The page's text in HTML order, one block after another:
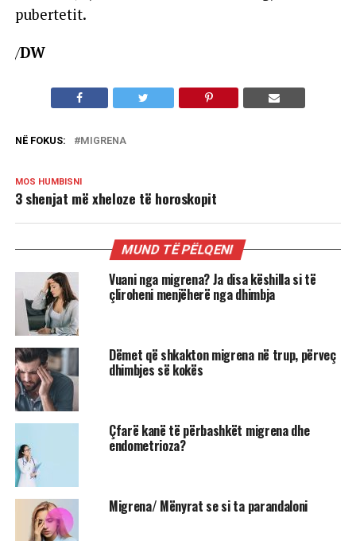
pubertetit.
/DW
NË FOKUS: MIGRENA
MOS HUMBISNI
3 shenjat më xheloze të horoskopit
MUND TË PËLQENI
Vuani nga migrena? Ja disa këshilla si të
çliroheni menjëherë nga dhimbja
Dëmet që shkakton migrena në trup, përveç
dhimbjes së kokës
Çfarë kanë të përbashkët migrena dhe
endometrioza?
Migrena/ Mënyrat se si ta parandaloni